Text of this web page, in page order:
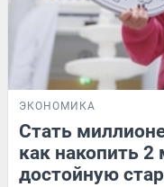
ЭКОНОМИКА
Стать
как накопить 2
достойную